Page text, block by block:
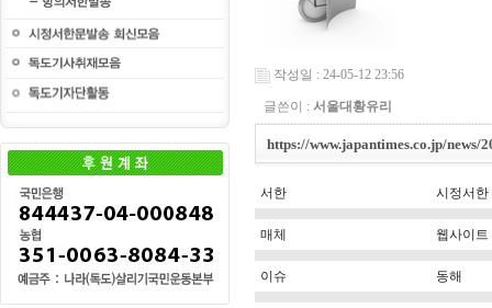
작성일 : 24-05-12 23:56
글쓴이 : 서울대황유리
https://www.japantimes.co.jp/
서한 시정서한
매체 웹사이트
이슈 동해